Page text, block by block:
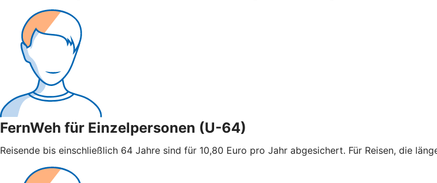
FernWeh für Einzelpersonen (U-64)
Reisende bis einschließlich 64 Jahre sind für 10,80 Euro pro Jahr abgesichert. Für Reisen, die